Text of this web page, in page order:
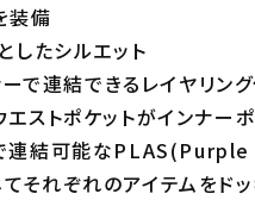
装備
したシルエット
連結できるレイヤリン
ストポケットがインナー
で連結可能な
それぞれのアイテムをド